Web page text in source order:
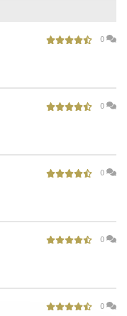
0
0
0
0
0